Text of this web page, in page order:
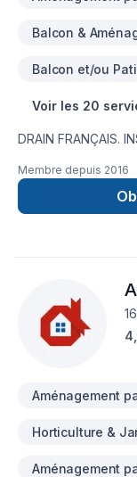
Balcon &
Balcon et/ou
Voir les 20
DRAIN FRANÇAIS.
SANITAIRE,LIGNE A EAU NOUVEAU SERVICE
CONSTRUCTION
Membre depuis 2016
Aménagement
Horticulture &
Aménagement